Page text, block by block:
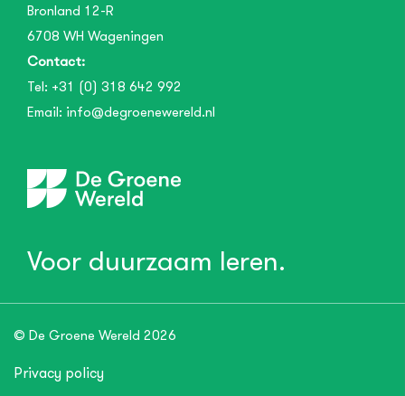
Bronland 12-R
6708 WH Wageningen
Contact:
Tel: +31 (0) 318 642 992
Email: info@degroenewereld.nl
Voor duurzaam leren.
© De Groene Wereld 2026
Privacy policy